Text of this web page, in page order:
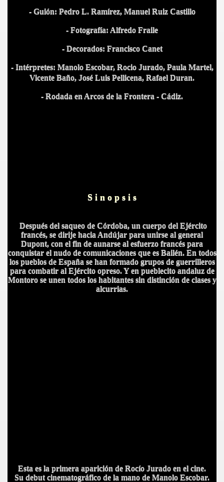
- Guión: Pedro L. Ramírez, Manuel Ruiz Castillo
- Fotografía: Alfredo Fraile
- Decorados: Francisco Canet
- Intérpretes: Manolo Escobar, Rocio Jurado, Paula Martel,
Vicente Baño, José Luis Pellicena, Rafael Duran.
- Rodada en Arcos de la Frontera - Cádiz.
S i n o p s i s
Después del saqueo de Córdoba, un cuerpo del Ejército
francés, se dirije hacia Andújar para unirse al general
Dupont, con el fin de aunarse al esfuerzo francés para
conquistar el nudo de comunicaciones que es Bailén. En todos
los pueblos de España se han formado grupos de guerrilleros
para combatir al Ejército opreso. Y en pueblecito andaluz de
Montoro se unen todos los habitantes sin distinción de clases y
alcurrias.
Esta es la primera aparición de Rocío Jurado en el cine.
Su debut cinematográfico de la mano de Manolo Escobar.